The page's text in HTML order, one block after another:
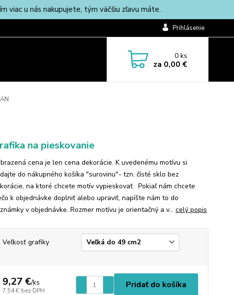
viac u nás nakupujete, tým väčšiu zľavu máte.
Prihlásenie
0ks
za 0,00 €
na pieskovanie
cena je len cena dekorácie. K uvedenému motívu si
do nákupného košíka "surovinu"- tzn. čísté sklo bez
na ktoré chcete motív vypieskovať. Pokiaľ nám chcete
k objednávke doplniť alebo upraviť, napíšte nám to do
v objednávke. Rozmer motívu je orientačný a v... celý popis
Veľkosť grafiky
9,27 €/ks
7,54 € bez DPH
Pridať do košíka